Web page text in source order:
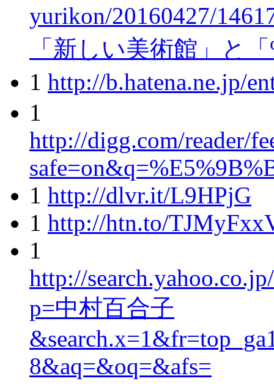
yurikon/20160427/
「新しい美術館」と
1 http://b.hatena.ne.jp/
1
http://digg.com/reader/
1 http://dlvr.it/L9HPjG
1 http://htn.to/
1
http://
p=中村百合子
8&aq=&oq=&afs=